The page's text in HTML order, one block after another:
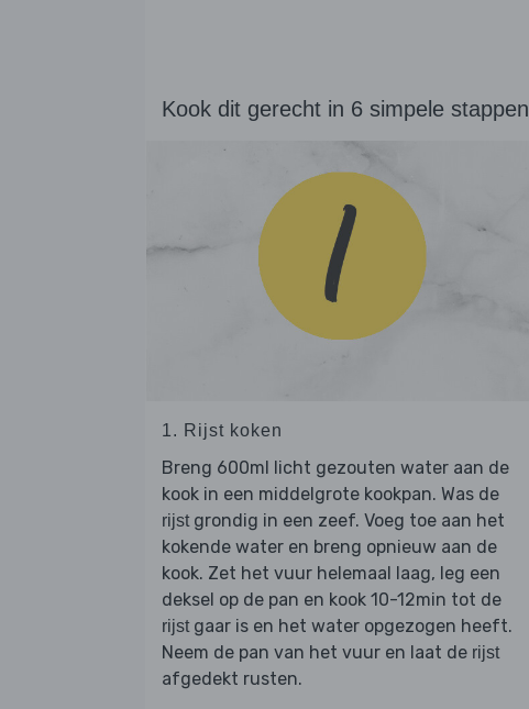
Kook dit gerecht in 6 simpele stappen
1. Rijst koken
Breng 600ml licht gezouten water aan de
kook in een middelgrote kookpan. Was de
rijstgrondig in een zeef. Voeg toe aan het
kokende water en breng opnieuw aan de
kook. Zet het vuur helemaal laag, leg een
deksel op de pan en kook 10-12min tot de
rijstgaar is en het water opgezogen heeft.
Neem de pan van het vuur en laat de rijst
afgedekt rusten.